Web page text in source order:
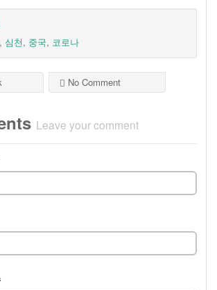
, 심천, 중국, 코로나
No Comment
Leave your comment